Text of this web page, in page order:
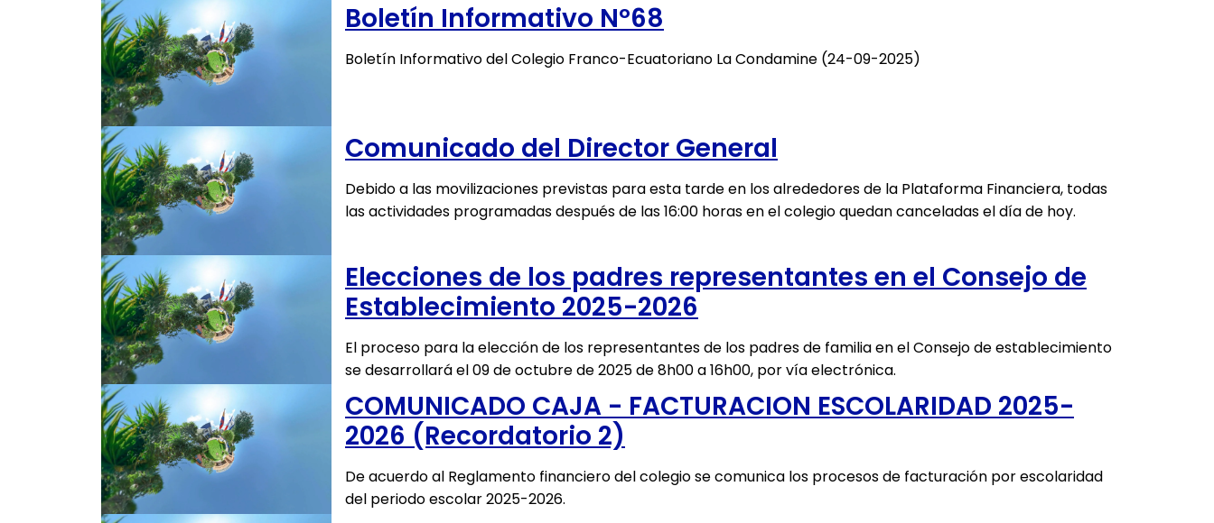
Boletín Informativo Nº68
Boletín Informativo del Colegio Franco-Ecuatoriano La Condamine (24-09-2025)
Comunicado del Director General
Debido a las movilizaciones previstas para esta tarde en los alrededores de la Plataforma Financiera, todas
las actividades programadas después de las 16:00 horas en el colegio quedan canceladas el día de hoy.
Elecciones de los padres representantes en el Consejo de
Establecimiento 2025-2026
El proceso para la elección de los representantes de los padres de familia en el Consejo de establecimiento
se desarrollará el 09 de octubre de 2025 de 8h00 a 16h00, por vía electrónica.
COMUNICADO CAJA - FACTURACION ESCOLARIDAD 2025-
2026 (Recordatorio 2)
De acuerdo al Reglamento financiero del colegio se comunica los procesos de facturación por escolaridad
del periodo escolar 2025-2026.